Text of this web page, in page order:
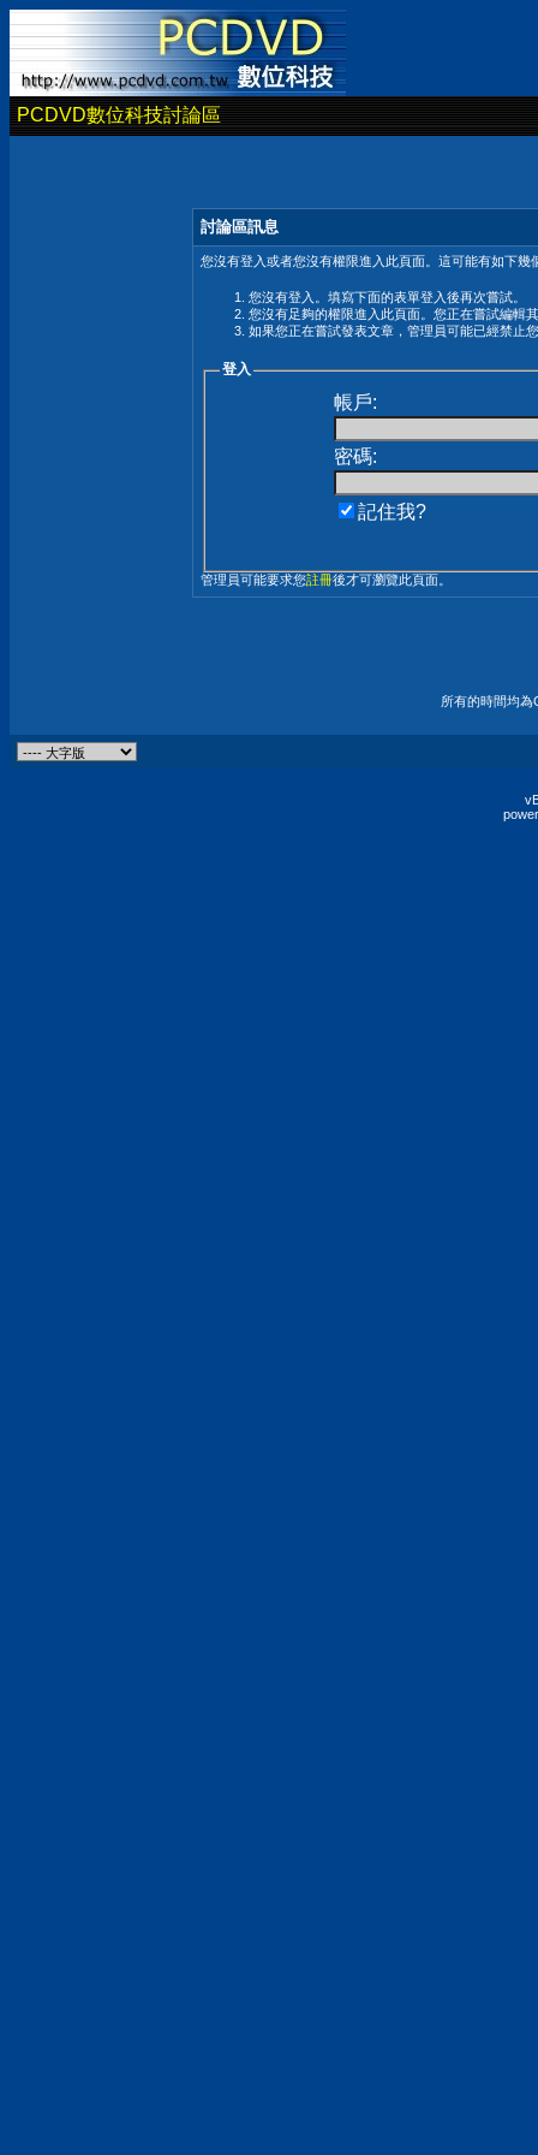
PCDVD數位科技討論區
討論區訊息
您沒有登入或者您沒有權限進入此頁面。這可能有如下幾
您沒有登入。填寫下面的表單登入後再次嘗試。
您沒有足夠的權限進入此頁面。您正在嘗試編輯
如果您正在嘗試發表文章，管理員可能已經禁止
登入
帳戶:
密碼:
記住我?
管理員可能要求您註冊後才可瀏覽此頁面。
所有的時間均為